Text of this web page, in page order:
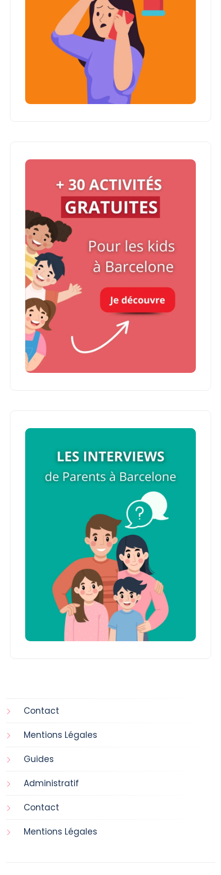
Contact
Mentions Légales
Guides
Administratif
Contact
Mentions Légales